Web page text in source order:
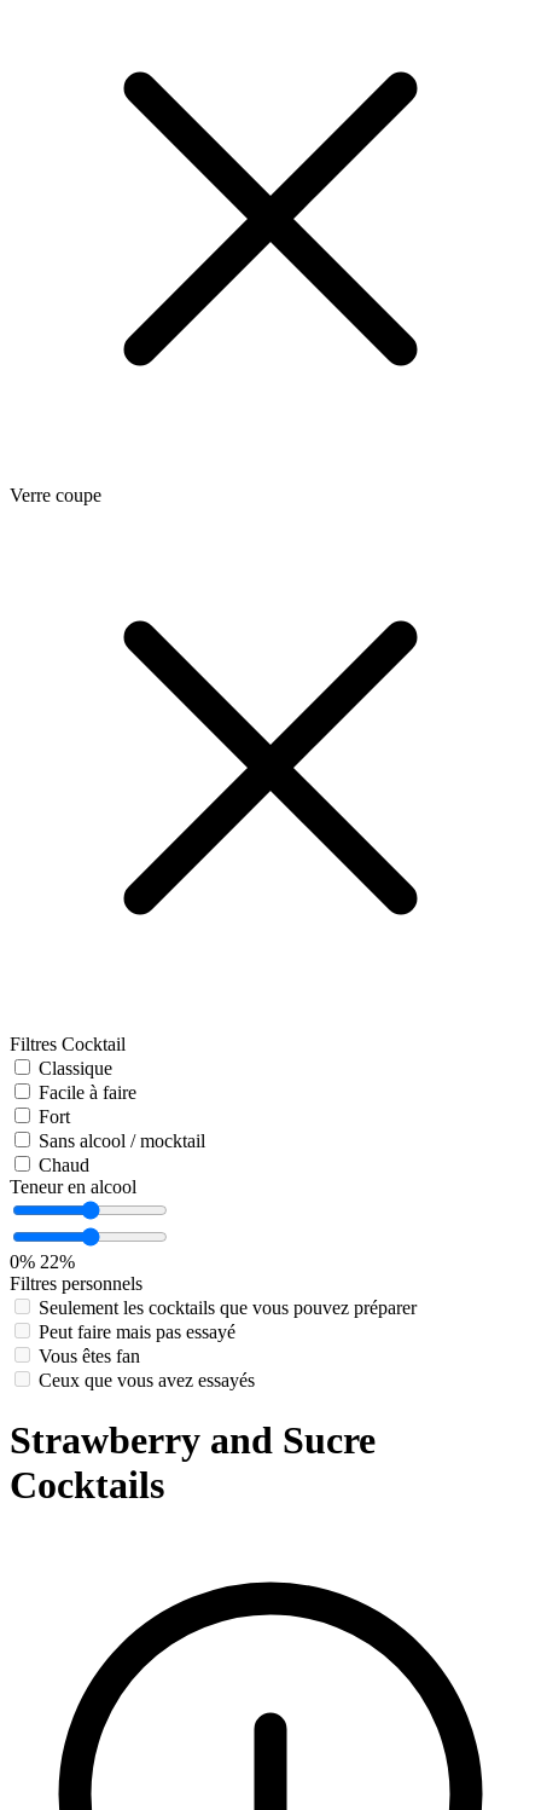
Verre coupe
Filtres Cocktail
Classique
Facile à faire
Fort
Sans alcool / mocktail
Chaud
Teneur en alcool
0% 22%
Filtres personnels
Seulement les cocktails que vous pouvez préparer
Peut faire mais pas essayé
Vous êtes fan
Ceux que vous avez essayés
Strawberry and Sucre
Cocktails